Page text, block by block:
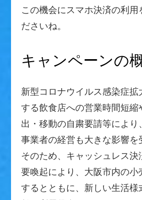
この機会にスマホ決済の利用
ださいね。
キャンペーンの
新型コロナウイルス感染症拡
する飲食店への営業時間短縮
出・移動の自粛要請等によ
事業者の経営も大きな影響を
そのため、キャッシュレス
要喚起により、大阪市内の小
するとともに、新しい生活様